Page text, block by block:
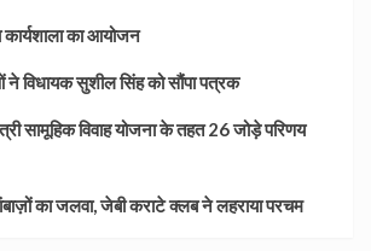
कार्यशाला का आयोजन
ने विधायक सुशील सिंह को सौंपा पत्रक
सामूहिक विवाह योजना के तहत 26 जोड़े परिणय
का जलवा, जेबी कराटे क्लब ने लहराया परचम